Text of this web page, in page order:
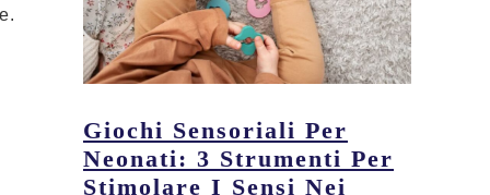
Giochi Sensoriali Per
Neonati: 3 Strumenti Per
Stimolare I Sensi Nei